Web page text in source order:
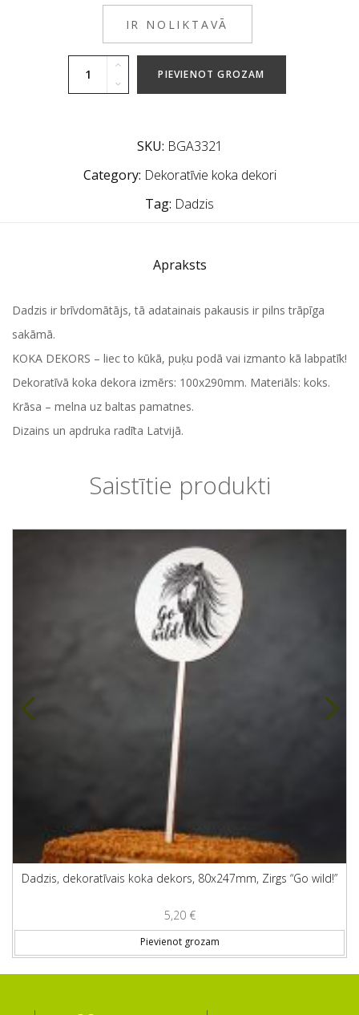
IR NOLIKTAVĀ
PIEVIENOT GROZAM
SKU: BGA3321
Category: Dekoratīvie koka dekori
Tag: Dadzis
Apraksts
Dadzis ir brīvdomātājs, tā adatainais pakausis ir pilns trāpīga
sakāmā.
KOKA DEKORS – liec to kūkā, puķu podā vai izmanto kā labpatīk!
Dekoratīvā koka dekora izmērs: 100x290mm. Materiāls: koks.
Krāsa – melna uz baltas pamatnes.
Dizains un apdruka radīta Latvijā.
Saistītie produkti
Dadzis, dekoratīvais koka dekors, 80x247mm, Zirgs “Go wild!”
5,20 €
Pievienot grozam